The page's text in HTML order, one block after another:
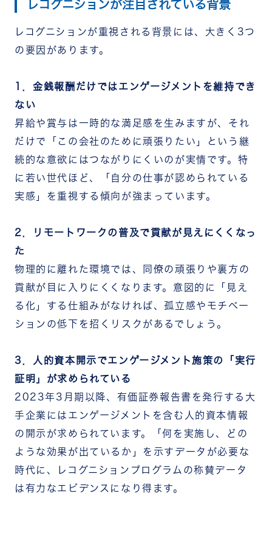
レコグニションが注目されている背景
レコグニションが重視される背景には、大きく3つ
の要因があります。
1．金銭報酬だけではエンゲージメントを維持でき
ない
昇給や賞与は一時的な満足感を生みますが、それ
だけで「この会社のために頑張りたい」という継
続的な意欲にはつながりにくいのが実情です。特
に若い世代ほど、「自分の仕事が認められている
実感」を重視する傾向が強まっています。
2．リモートワークの普及で貢献が見えにくくなっ
た
物理的に離れた環境では、同僚の頑張りや裏方の
貢献が目に入りにくくなります。意図的に「見え
る化」する仕組みがなければ、孤立感やモチベー
ションの低下を招くリスクがあるでしょう。
3．人的資本開示でエンゲージメント施策の「実行
証明」が求められている
2023年3月期以降、有価証券報告書を発行する大
手企業にはエンゲージメントを含む人的資本情報
の開示が求められています。「何を実施し、どの
ような効果が出ているか」を示すデータが必要な
時代に、レコグニションプログラムの称賛データ
は有力なエビデンスになり得ます。